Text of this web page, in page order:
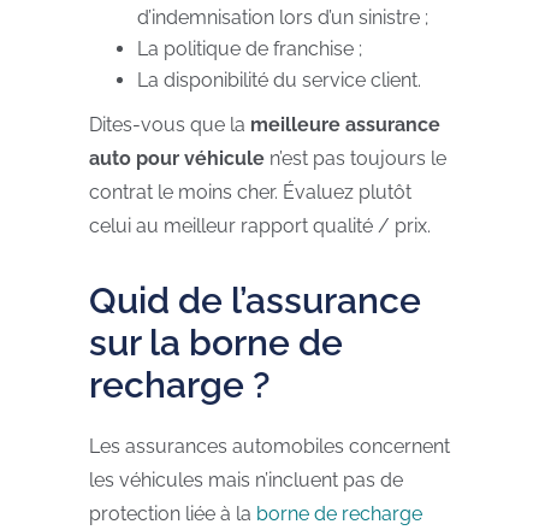
d’indemnisation lors d’un sinistre ;
La politique de franchise ;
La disponibilité du service client.
Dites-vous que la meilleure assurance
auto pour véhicule n’est pas toujours le
contrat le moins cher. Évaluez plutôt
celui au meilleur rapport qualité / prix.
Quid de l’assurance
sur la borne de
recharge ?
Les assurances automobiles concernent
les véhicules mais n’incluent pas de
protection liée à la borne de recharge